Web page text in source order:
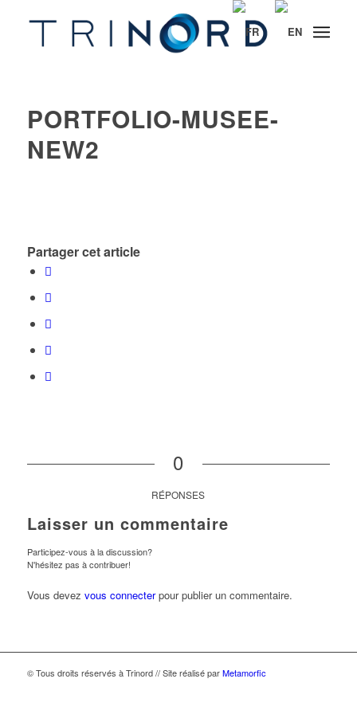
PORTFOLIO-MUSEE-
NEW2
Partager cet article
0
RÉPONSES
Laisser un commentaire
Participez-vous à la discussion?
N'hésitez pas à contribuer!
Vous devez vous connecterpour publier un commentaire.
© Tous droits réservés à Trinord // Site réalisé parMetamorfic